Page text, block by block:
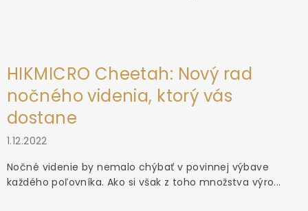
HIKMICRO Cheetah: Nový rad
nočného videnia, ktorý vás
dostane
1.12.2022
Nočné videnie by nemalo chýbať v povinnej výbave
každého poľovníka. Ako si však z toho množstva výro...